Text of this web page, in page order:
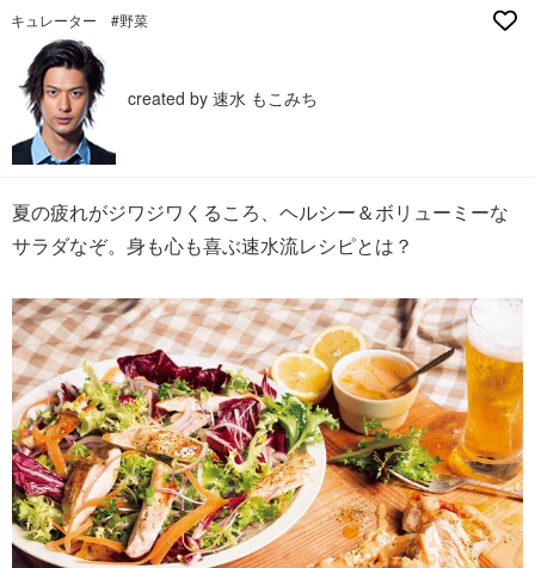
キュレーター #野菜
created by 速水 もこみち
夏の疲れがジワジワくるころ、ヘルシー＆ボリューミーな
サラダなぞ。身も心も喜ぶ速水流レシピとは？